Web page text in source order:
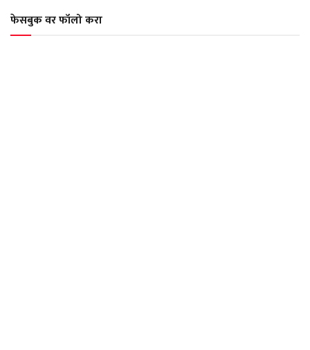
फेसबुक वर फॉलो करा